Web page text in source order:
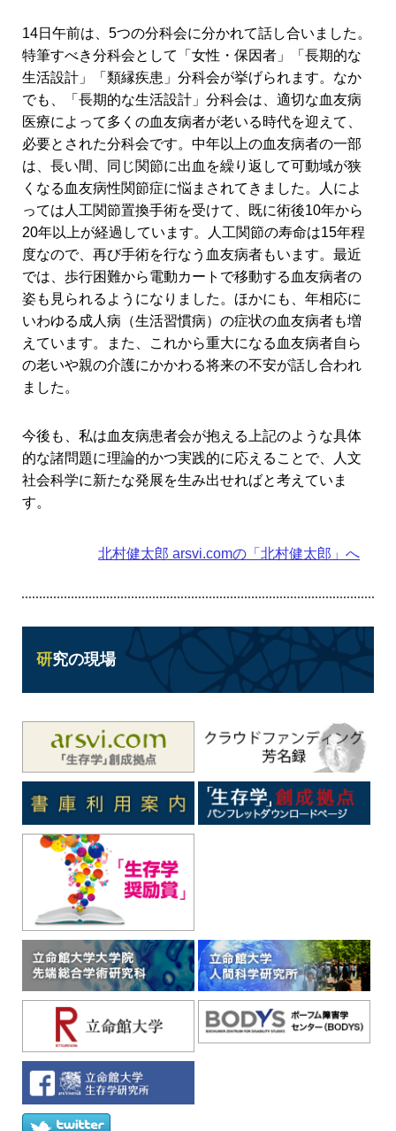
14日午前は、5つの分科会に分かれて話し合いました。
特筆すべき分科会として「女性・保因者」「長期的な
生活設計」「類縁疾患」分科会が挙げられます。なか
でも、「長期的な生活設計」分科会は、適切な血友病
医療によって多くの血友病者が老いる時代を迎えて、
必要とされた分科会です。中年以上の血友病者の一部
は、長い間、同じ関節に出血を繰り返して可動域が狭
くなる血友病性関節症に悩まされてきました。人によ
っては人工関節置換手術を受けて、既に術後10年から
20年以上が経過しています。人工関節の寿命は15年程
度なので、再び手術を行なう血友病者もいます。最近
では、歩行困難から電動カートで移動する血友病者の
姿も見られるようになりました。ほかにも、年相応に
いわゆる成人病（生活習慣病）の症状の血友病者も増
えています。また、これから重大になる血友病者自ら
の老いや親の介護にかかわる将来の不安が話し合われ
ました。
今後も、私は血友病患者会が抱える上記のような具体
的な諸問題に理論的かつ実践的に応えることで、人文
社会科学に新たな発展を生み出せればと考えていま
す。
北村健太郎 arsvi.comの「北村健太郎」へ
研究の現場